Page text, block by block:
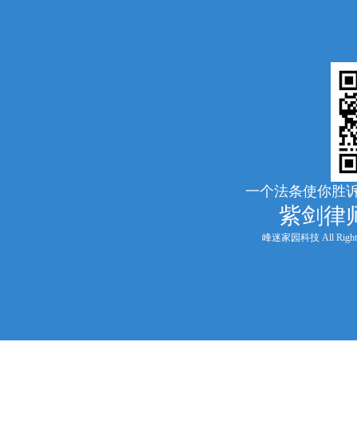
一个法条使你胜
紫剑律
峰迷家园科技 All